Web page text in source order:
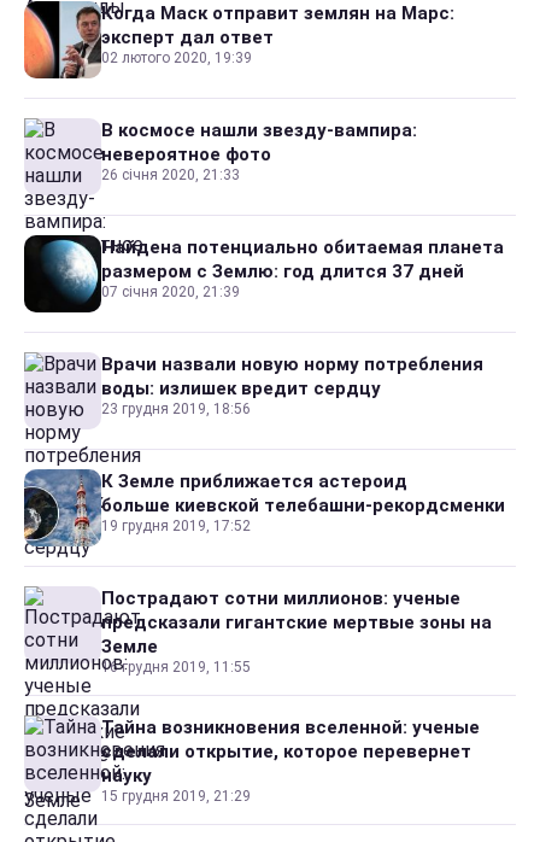
Когда Маск отправит землян на Марс:
эксперт дал ответ
02 лютого 2020, 19:39
В космосе нашли звезду-вампира:
невероятное фото
26 січня 2020, 21:33
Найдена потенциально обитаемая планета
размером с Землю: год длится 37 дней
07 січня 2020, 21:39
Врачи назвали новую норму потребления
воды: излишек вредит сердцу
23 грудня 2019, 18:56
К Земле приближается астероид
больше киевской телебашни-рекордсменки
19 грудня 2019, 17:52
Пострадают сотни миллионов: ученые
предсказали гигантские мертвые зоны на
Земле
16 грудня 2019, 11:55
Тайна возникновения вселенной: ученые
сделали открытие, которое перевернет
науку
15 грудня 2019, 21:29